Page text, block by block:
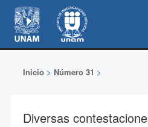
Inicio> Número 31 >
Diversas